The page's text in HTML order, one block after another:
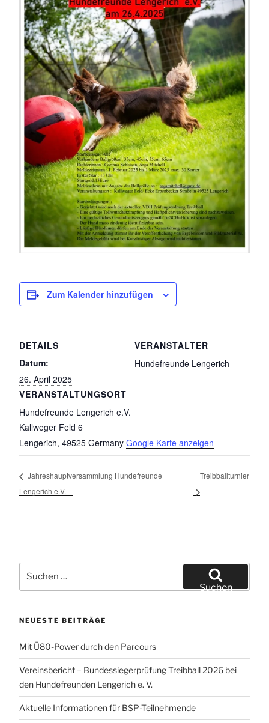
Zum Kalender hinzufügen
DETAILS
Datum:
26. April 2025
VERANSTALTUNGSORT
Hundefreunde Lengerich e.V.
Kallweger Feld 6
Lengerich, 49525 Germany Google Karte anzeigen
VERANSTALTER
Hundefreunde Lengerich
Jahreshauptversammlung Hundefreunde
Lengerich e.V.
Treibballturnier
nach:
Suchen
NEUESTE BEITRÄGE
Mit Ü80-Power durch den Parcours
Vereinsbericht – Bundessiegerprüfung Treibball 2026 bei
den Hundefreunden Lengerich e. V.
Aktuelle Informationen für BSP-Teilnehmende